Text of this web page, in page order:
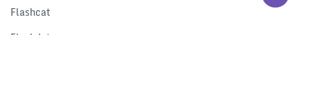
Flashcat
Flashduty